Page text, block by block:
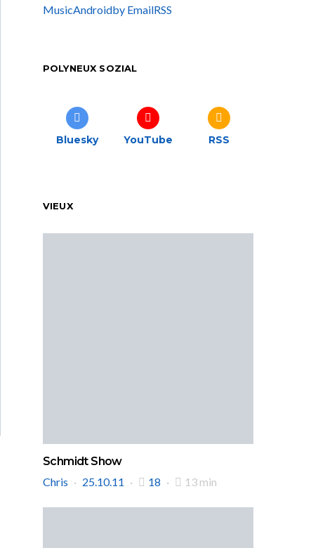
MusicAndroidby EmailRSS
POLYNEUX SOZIAL
Bluesky YouTube RSS
VIEUX
Schmidt Show
Chris
25.10.11 18 13 min